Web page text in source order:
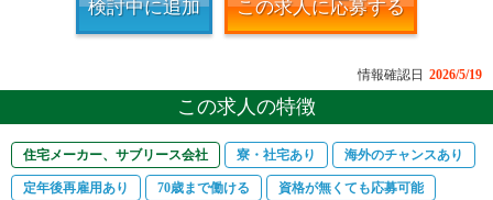
検討中に追加 この求人に応募する
情報確認日 2026/5/19
この求人の特徴
住宅メーカー、サブリース会社 寮・社宅あり 海外のチャンスあり
定年後再雇用あり 70歳まで働ける 資格が無くても応募可能